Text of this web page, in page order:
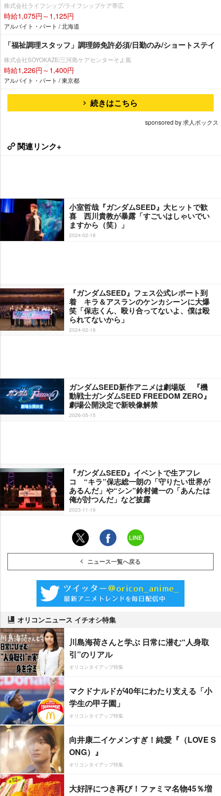
株式会社ライフシップ/ライフシップケア帯広
時給1,075円～1,125円
アルバイト・パート / 北海道
「福祉調理スタッフ」調理師免許必須/日勤のみ/ショートステイ
株式会社SOYOKAZE/三河島ケアセンターそよ風
時給1,226円～1,400円
アルバイト・パート / 東京都
続きはこちら
sponsored by 求人ボックス
関連リンク+
小室哲哉『ガンダムSEED』大ヒットで歓
喜 西川貴教が暴露「すごいはしゃいでい
ますから（笑）」
2024-02-18
『ガンダムSEED』フェス公式レポート到
着 キラ＆アスランのケンカシーンに大爆
笑「保志くん、殴り合ってないよ、僕は殴
られてないから」
2024-02-18
ガンダムSEED新作アニメは劇場版 『機
動戦士ガンダムSEED FREEDOM ZERO』
劇場公開決定で新映像解禁
2026-05-15
『ガンダムSEED』イベントで生アフレ
コ “キラ”保志総一朗の「守りたい世界が
あるんだ」や“シン”鈴村健一の「あんたは
俺が討つんだ」など披露
2023-11-19
ニュース一覧へ戻る
オリコンニュース イチオシ特集
川島海荷さんと学ぶ 日常に潜む“人身取
引”のリアル
オリコンタイアップ特集
マクドナルドが40年にわたり支える「小
学生の甲子園」
オリコンタイアップ特集
向井康二イケメンすぎ！純愛『（LOVE S
ONG）』
オリコンタイアップ特集
大好評につき再び！ファミマ名物45％増